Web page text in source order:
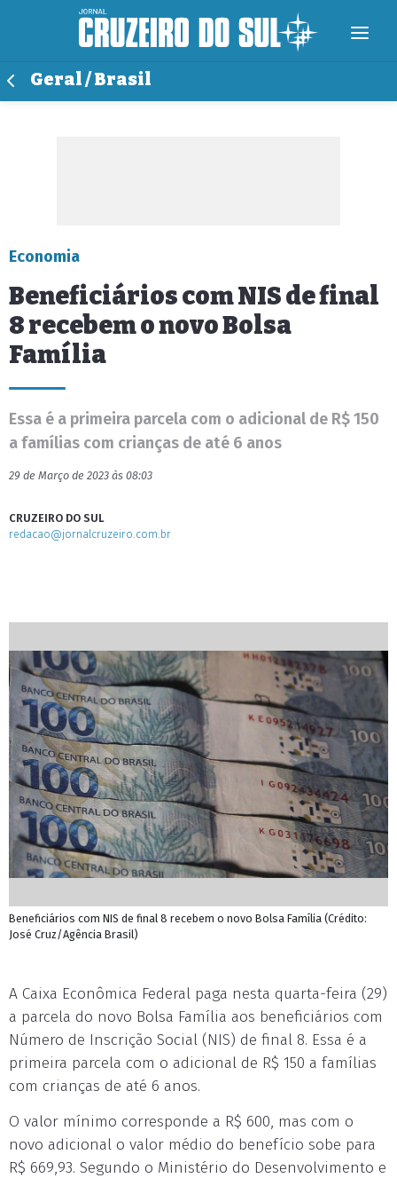
Geral / Brasil
Economia
Beneficiários com NIS de final
8 recebem o novo Bolsa
Família
Essa é a primeira parcela com o adicional de R$ 150
a famílias com crianças de até 6 anos
29 de Março de 2023 às 08:03
CRUZEIRO DO SUL
redacao@jornalcruzeiro.com.br
Beneficiários com NIS de final 8 recebem o novo Bolsa Família (Crédito:
José Cruz/Agência Brasil)
A Caixa Econômica Federal paga nesta quarta-feira (29)
a parcela do novo Bolsa Família aos beneficiários com
Número de Inscrição Social (NIS) de final 8. Essa é a
primeira parcela com o adicional de R$ 150 a famílias
com crianças de até 6 anos.
O valor mínimo corresponde a R$ 600, mas com o
novo adicional o valor médio do benefício sobe para
R$ 669,93. Segundo o Ministério do Desenvolvimento e